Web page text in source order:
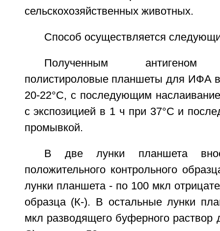
сельскохозяйственных животных.
Способ осуществляется
Полученным антигеном
полистироловые планшеты для ИФА в
20-22°C, с последующим
с экспозицией в 1 ч при 37°C и
промывкой.
В две лунки планшета
положительного контрольного
лунки планшета - по 100 мкл
образца (К-). В остальные лунки
мкл разводящего буферного